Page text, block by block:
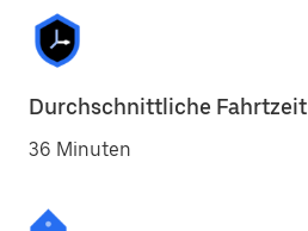
Durchschnittliche Fahrtzeit
36 Minuten